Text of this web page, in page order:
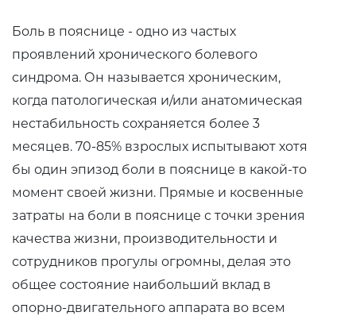
Боль в пояснице - одно из частых
проявлений хронического болевого
синдрома. Он называется хроническим,
когда патологическая и/или анатомическая
нестабильность сохраняется более 3
месяцев. 70-85% взрослых испытывают хотя
бы один эпизод боли в пояснице в какой-то
момент своей жизни. Прямые и косвенные
затраты на боли в пояснице с точки зрения
качества жизни, производительности и
сотрудников прогулы огромны, делая это
общее состояние наибольший вклад в
опорно-двигательного аппарата во всем